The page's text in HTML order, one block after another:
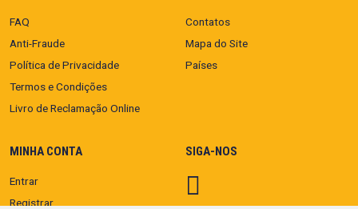
FAQ
Anti-Fraude
Política de Privacidade
Termos e Condições
Livro de Reclamação Online
Contatos
Mapa do Site
Países
MINHA CONTA
Entrar
Registrar
SIGA-NOS